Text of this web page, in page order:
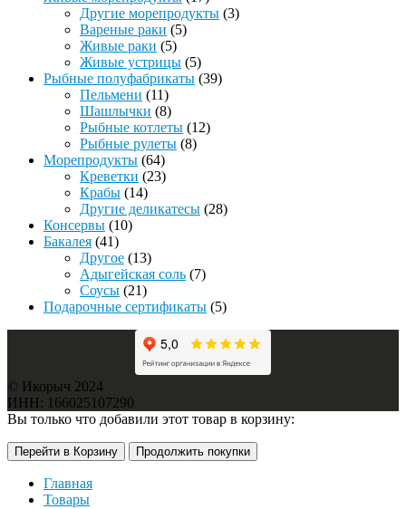
Другие морепродукты (3)
Вареные раки (5)
Живые раки (5)
Живые устрицы (5)
Рыбные полуфабрикаты (39)
Пельмени (11)
Шашлычки (8)
Рыбные котлеты (12)
Рыбные рулеты (8)
Морепродукты (64)
Креветки (23)
Крабы (14)
Другие деликатесы (28)
Консервы (10)
Бакалея (41)
Другое (13)
Адыгейская соль (7)
Соусы (21)
Подарочные сертификаты (5)
© Икорыч 2024
ИНН: 166025107290
Вы только что добавили этот товар в корзину:
Перейти в Корзину Продолжить покупки
Главная
Товары